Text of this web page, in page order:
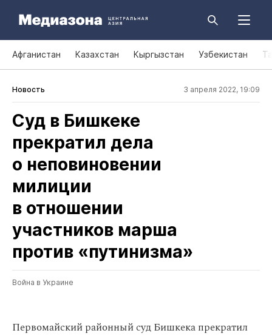
Афганистан Казахстан Кыргызстан Узбекистан
Новость 3 апреля 2022, 19:09
Суд в Бишкеке
прекратил дела
о неповиновении
милиции
в отношении
участников марша
против «путинизма»
Война в Украине
Первомайский районный суд Бишкека прекратил